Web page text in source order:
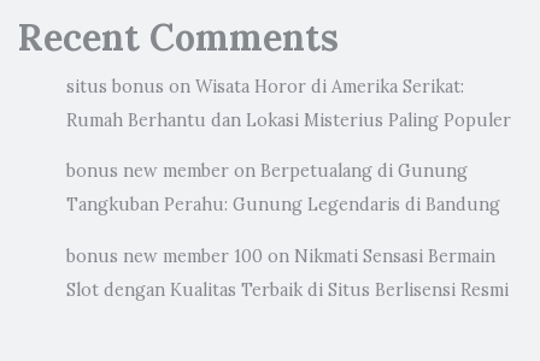
Recent Comments
situs bonus on Wisata Horor di Amerika Serikat:
Rumah Berhantu dan Lokasi Misterius Paling Populer
bonus new member on Berpetualang di Gunung
Tangkuban Perahu: Gunung Legendaris di Bandung
bonus new member 100 on Nikmati Sensasi Bermain
Slot dengan Kualitas Terbaik di Situs Berlisensi Resmi